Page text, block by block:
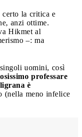
la critica e
anzi ottime.
Hikmet al
–: ma
uomini, così
professare
è
(nella meno infelice